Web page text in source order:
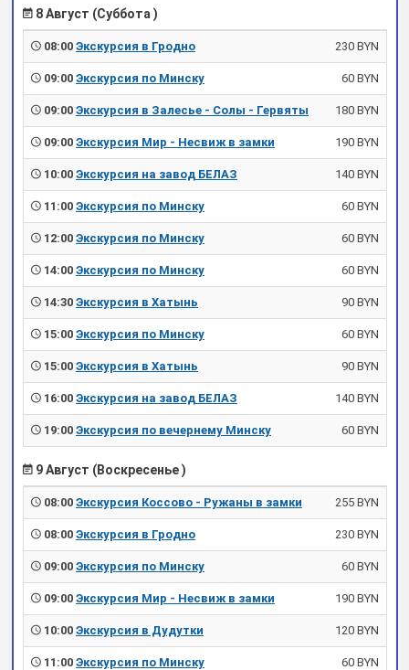
8 Август (Суббота )
08:00 Экскурсия в Гродно 230 BYN
09:00 Экскурсия по Минску 60 BYN
09:00 Экскурсия в Залесье - Солы - Гервяты 180 BYN
09:00 Экскурсия Мир - Несвиж в замки 190 BYN
10:00 Экскурсия на завод БЕЛАЗ 140 BYN
11:00 Экскурсия по Минску 60 BYN
12:00 Экскурсия по Минску 60 BYN
14:00 Экскурсия по Минску 60 BYN
14:30 Экскурсия в Хатынь 90 BYN
15:00 Экскурсия по Минску 60 BYN
15:00 Экскурсия в Хатынь 90 BYN
16:00 Экскурсия на завод БЕЛАЗ 140 BYN
19:00 Экскурсия по вечернему Минску 60 BYN
9 Август (Воскресенье )
08:00 Экскурсия Коссово - Ружаны в замки 255 BYN
08:00 Экскурсия в Гродно 230 BYN
09:00 Экскурсия по Минску 60 BYN
09:00 Экскурсия Мир - Несвиж в замки 190 BYN
10:00 Экскурсия в Дудутки 120 BYN
11:00 Экскурсия по Минску 60 BYN